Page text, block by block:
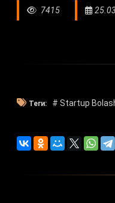
7415
Теги: # Startup